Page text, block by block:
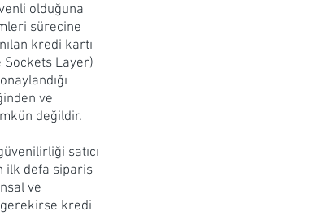
olduğuna
sürecine
kredi kartı
Sockets Layer)
ve
değildir.
satıcı
ilk defa sipariş
ve
kredi